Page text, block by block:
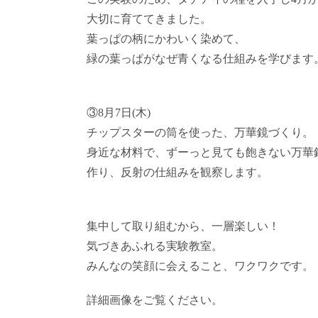
大切に育ててきました。
葉っぱの柄にかわいく染めて、
緑の葉っぱがなぜ青くなる仕組みを学びます
③8月7日(木)
チップスターの筒を使った、万華鏡づくり。
身近な材料で、ずーっと見ても飽きない万華
作り、反射の仕組みを観察します。
集中して取り組むから、一層楽しい！
気づきあふれる実験教室。
みんなの笑顔に会えること、ワクワクです。
詳細画像をご覧ください。